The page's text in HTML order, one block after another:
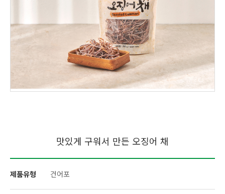
맛있게 구워서 만든 오징어 채
제품유형 건어포